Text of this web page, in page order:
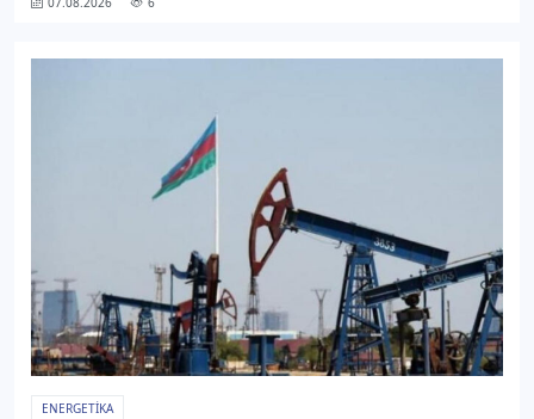
ENERGETIKA